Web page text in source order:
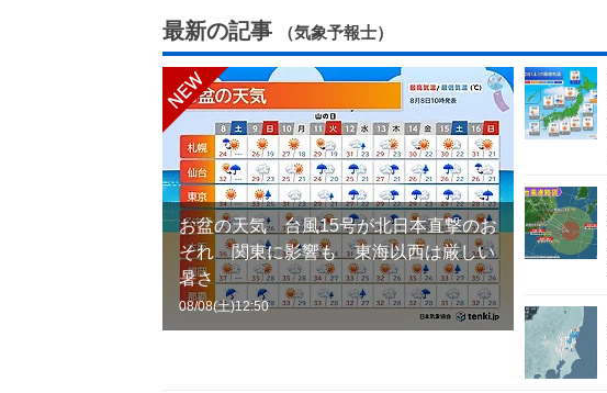
最新の記事 （気象予報士）
お盆の天気 台風15号が北日本直撃のお
それ 関東に影響も 東海以西は厳しい
暑さ
08/08(土)12:50